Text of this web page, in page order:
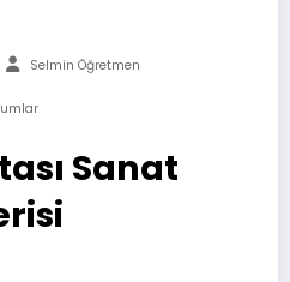
Selmin Öğretmen
Sanat